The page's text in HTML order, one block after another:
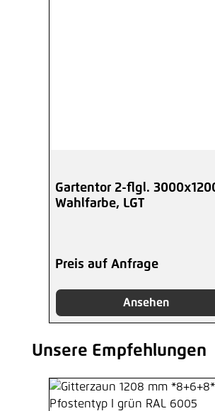
Gartentor 2-flgl.
Wahlfarbe, LGT
Preis auf Anfrage
Ansehen
Produktgalerie überspringen
Unsere Empfehlungen